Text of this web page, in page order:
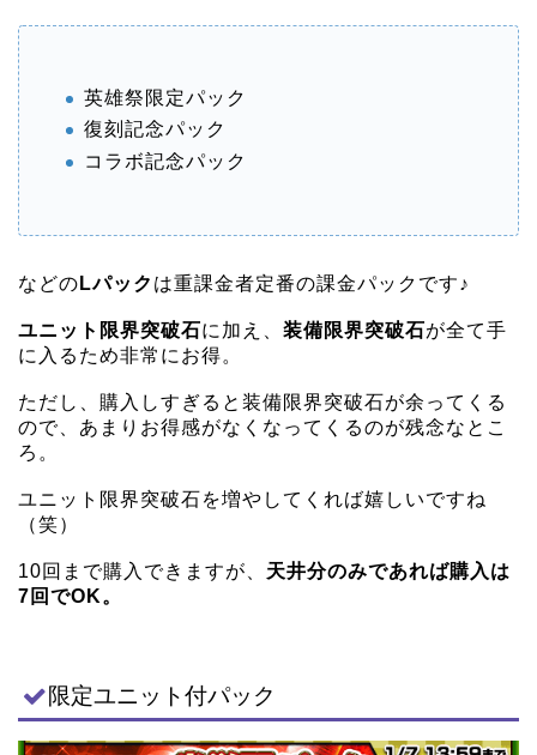
英雄祭限定パック
復刻記念パック
コラボ記念パック
などの Lパック は重課金者定番の課金パックです♪
ユニット限界突破石に加え、 装備限界突破石が全て手
に入るため非常にお得。
ただし、購入しすぎると装備限界突破石が余ってくる
ので、あまりお得感がなくなってくるのが残念なとこ
ろ。
ユニット限界突破石を増やしてくれば嬉しいですね
（笑）
10回まで購入できますが、 天井分のみであれば購入は
7回でOK。
限定ユニット付パック